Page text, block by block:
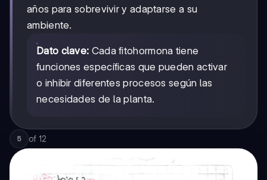
años para sobrevivir y adaptarse a su
ambiente.
Dato clave: Cada fitohormona tiene
funciones específicas que pueden activar
o inhibir diferentes procesos según las
necesidades de la planta.
5 of 12